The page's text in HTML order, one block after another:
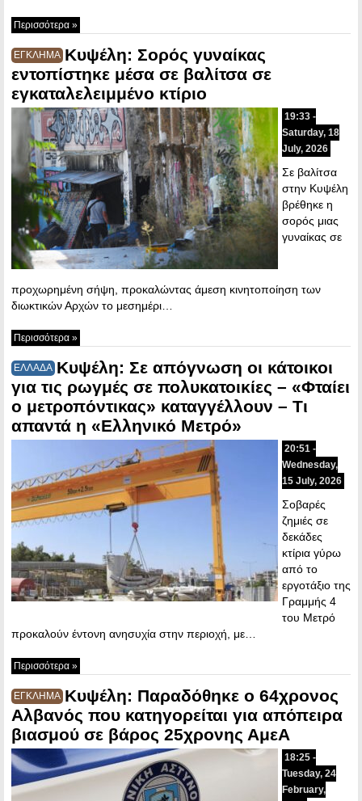
Περισσότερα »
ΕΓΚΛΗΜΑ Κυψέλη: Σορός γυναίκας
εντοπίστηκε μέσα σε βαλίτσα σε
εγκαταλελειμμένο κτίριο
19:33 -
Saturday, 18
July, 2026
Σε βαλίτσα
στην Κυψέλη
βρέθηκε η
σορός μιας
γυναίκας σε
προχωρημένη σήψη, προκαλώντας άμεση κινητοποίηση των
διωκτικών Αρχών το μεσημέρι…
Περισσότερα »
ΕΛΛΑΔΑ Κυψέλη: Σε απόγνωση οι κάτοικοι
για τις ρωγμές σε πολυκατοικίες – «Φταίει
ο μετροπόντικας» καταγγέλλουν – Τι
απαντά η «Ελληνικό Μετρό»
20:51 -
Wednesday,
15 July, 2026
Σοβαρές
ζημιές σε
δεκάδες
κτίρια γύρω
από το
εργοτάξιο της
Γραμμής 4
του Μετρό
προκαλούν έντονη ανησυχία στην περιοχή, με…
Περισσότερα »
ΕΓΚΛΗΜΑ Κυψέλη: Παραδόθηκε ο 64χρονος
Αλβανός που κατηγορείται για απόπειρα
βιασμού σε βάρος 25χρονης ΑμεΑ
18:25 -
Tuesday, 24
February,